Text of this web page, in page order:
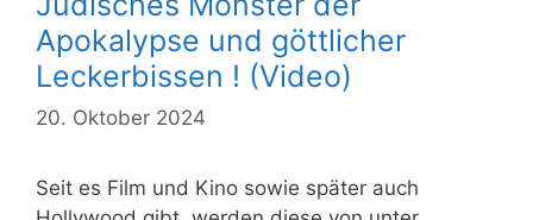
Apokalypse und göttlicher
Leckerbissen ! (Video)
20. Oktober 2024
Seit es Film und Kino sowie später auch